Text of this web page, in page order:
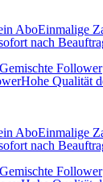
Einmalige
Gemischte Follower
Hohe Qualität
Einmalige
Gemischte Follower